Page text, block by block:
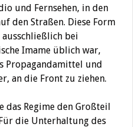
und Fernsehen, in den
den Straßen. Diese Form
bei
Imame üblich war,
Propagandamittel und
an die Front zu ziehen.
das Regime den Großteil
die Unterhaltung des